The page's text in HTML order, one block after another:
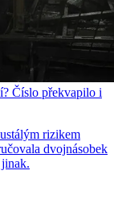
Číslo překvapilo i
rizikem
dvojnásobek